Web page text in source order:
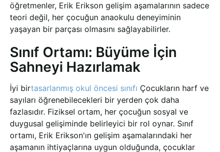
öğretmenler, Erik Erikson gelişim aşamalarının sadece
teori değil, her çocuğun anaokulu deneyiminin
yaşayan bir parçası olmasını sağlayabilirler.
Sınıf Ortamı: Büyüme İçin
Sahneyi Hazırlamak
İyi birtasarlanmış okul öncesi sınıfı Çocukların harf ve
sayıları öğrenebilecekleri bir yerden çok daha
fazlasıdır. Fiziksel ortam, her çocuğun sosyal ve
duygusal gelişiminde belirleyici bir rol oynar. Sınıf
ortamı, Erik Erikson'ın gelişim aşamalarındaki her
aşamanın ihtiyaçlarına uygun olduğunda, çocuklar